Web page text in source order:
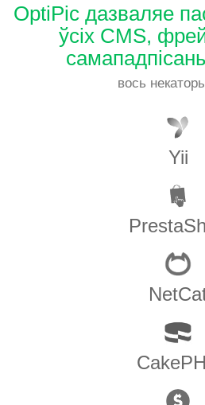
OptiPic дазваляе
ўсіх CMS,
вось
Yii